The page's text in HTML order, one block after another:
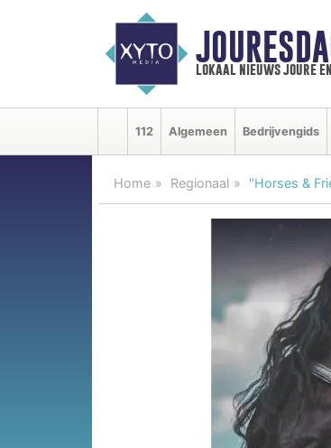
lokaal nieuws joure
112 Algemeen Bedrijvengids
Home Regionaal "Horses &